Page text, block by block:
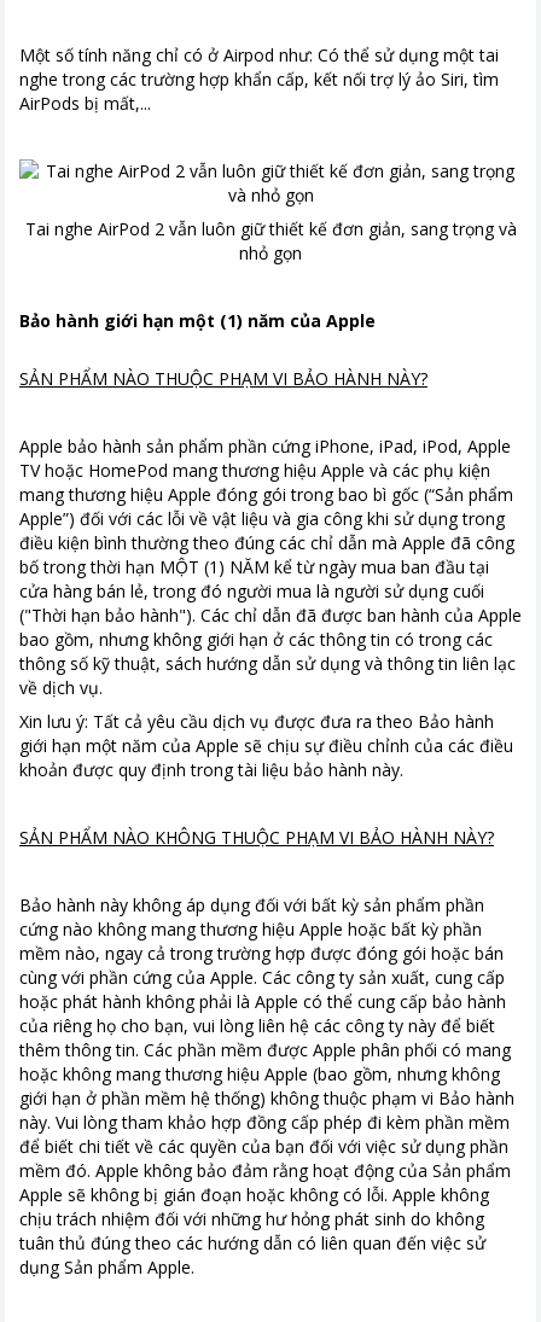
Một số tính năng chỉ có ở Airpod như: Có thể sử dụng một tai
nghe trong các trường hợp khẩn cấp, kết nối trợ lý ảo Siri, tìm
AirPods bị mất,...
Tai nghe AirPod 2 vẫn luôn giữ thiết kế đơn giản, sang trọng và
nhỏ gọn
Bảo hành giới hạn một (1) năm của Apple
SẢN PHẨM NÀO THUỘC PHẠM VI BẢO HÀNH NÀY?
Apple bảo hành sản phẩm phần cứng iPhone, iPad, iPod, Apple
TV hoặc HomePod mang thương hiệu Apple và các phụ kiện
mang thương hiệu Apple đóng gói trong bao bì gốc (“Sản phẩm
Apple”) đối với các lỗi về vật liệu và gia công khi sử dụng trong
điều kiện bình thường theo đúng các chỉ dẫn mà Apple đã công
bố trong thời hạn MỘT (1) NĂM kể từ ngày mua ban đầu tại
cửa hàng bán lẻ, trong đó người mua là người sử dụng cuối
("Thời hạn bảo hành"). Các chỉ dẫn đã được ban hành của Apple
bao gồm, nhưng không giới hạn ở các thông tin có trong các
thông số kỹ thuật, sách hướng dẫn sử dụng và thông tin liên lạc
về dịch vụ.
Xin lưu ý: Tất cả yêu cầu dịch vụ được đưa ra theo Bảo hành
giới hạn một năm của Apple sẽ chịu sự điều chỉnh của các điều
khoản được quy định trong tài liệu bảo hành này.
SẢN PHẨM NÀO KHÔNG THUỘC PHẠM VI BẢO HÀNH NÀY?
Bảo hành này không áp dụng đối với bất kỳ sản phẩm phần
cứng nào không mang thương hiệu Apple hoặc bất kỳ phần
mềm nào, ngay cả trong trường hợp được đóng gói hoặc bán
cùng với phần cứng của Apple. Các công ty sản xuất, cung cấp
hoặc phát hành không phải là Apple có thể cung cấp bảo hành
của riêng họ cho bạn, vui lòng liên hệ các công ty này để biết
thêm thông tin. Các phần mềm được Apple phân phối có mang
hoặc không mang thương hiệu Apple (bao gồm, nhưng không
giới hạn ở phần mềm hệ thống) không thuộc phạm vi Bảo hành
này. Vui lòng tham khảo hợp đồng cấp phép đi kèm phần mềm
để biết chi tiết về các quyền của bạn đối với việc sử dụng phần
mềm đó. Apple không bảo đảm rằng hoạt động của Sản phẩm
Apple sẽ không bị gián đoạn hoặc không có lỗi. Apple không
chịu trách nhiệm đối với những hư hỏng phát sinh do không
tuân thủ đúng theo các hướng dẫn có liên quan đến việc sử
dụng Sản phẩm Apple.